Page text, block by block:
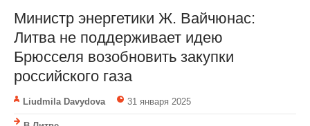
Министр энергетики Ж. Вайчюнас:
Литва не поддерживает идею
Брюсселя возобновить закупки
российского газа
Liudmila Davydova 31 января 2025